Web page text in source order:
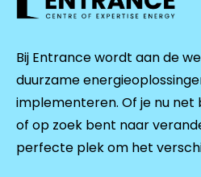
Bij Entrance wordt aan de
duurzame
implementeren. Of je nu
of op zoek bent naar
perfecte plek om het